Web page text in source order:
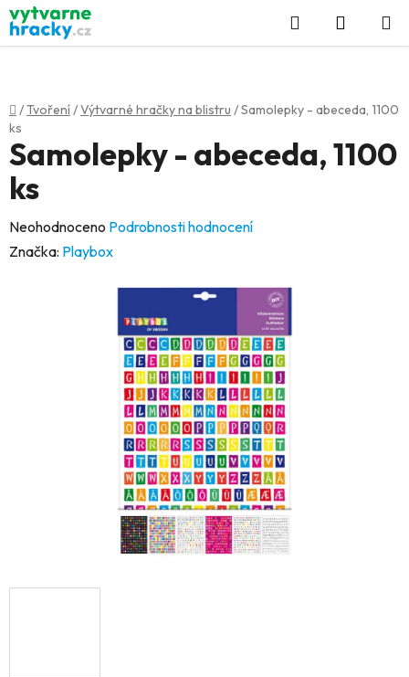
Přejít
na
obsah
Hledat
KOŠÍK
Domů
/Tvoření/Výtvarné hračky na blistru /Samolepky - abeceda, 1100
ks
Samolepky - abeceda, 1100
ks
Průměrné
hodnocení
Neohodnoceno Podrobnosti hodnocení
Značka: Playbox